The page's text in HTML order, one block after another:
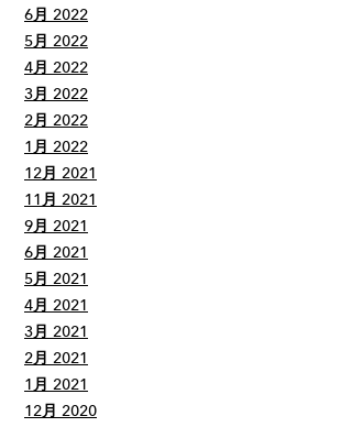
6月 2022
5月 2022
4月 2022
3月 2022
2月 2022
1月 2022
12月 2021
11月 2021
9月 2021
6月 2021
5月 2021
4月 2021
3月 2021
2月 2021
1月 2021
12月 2020